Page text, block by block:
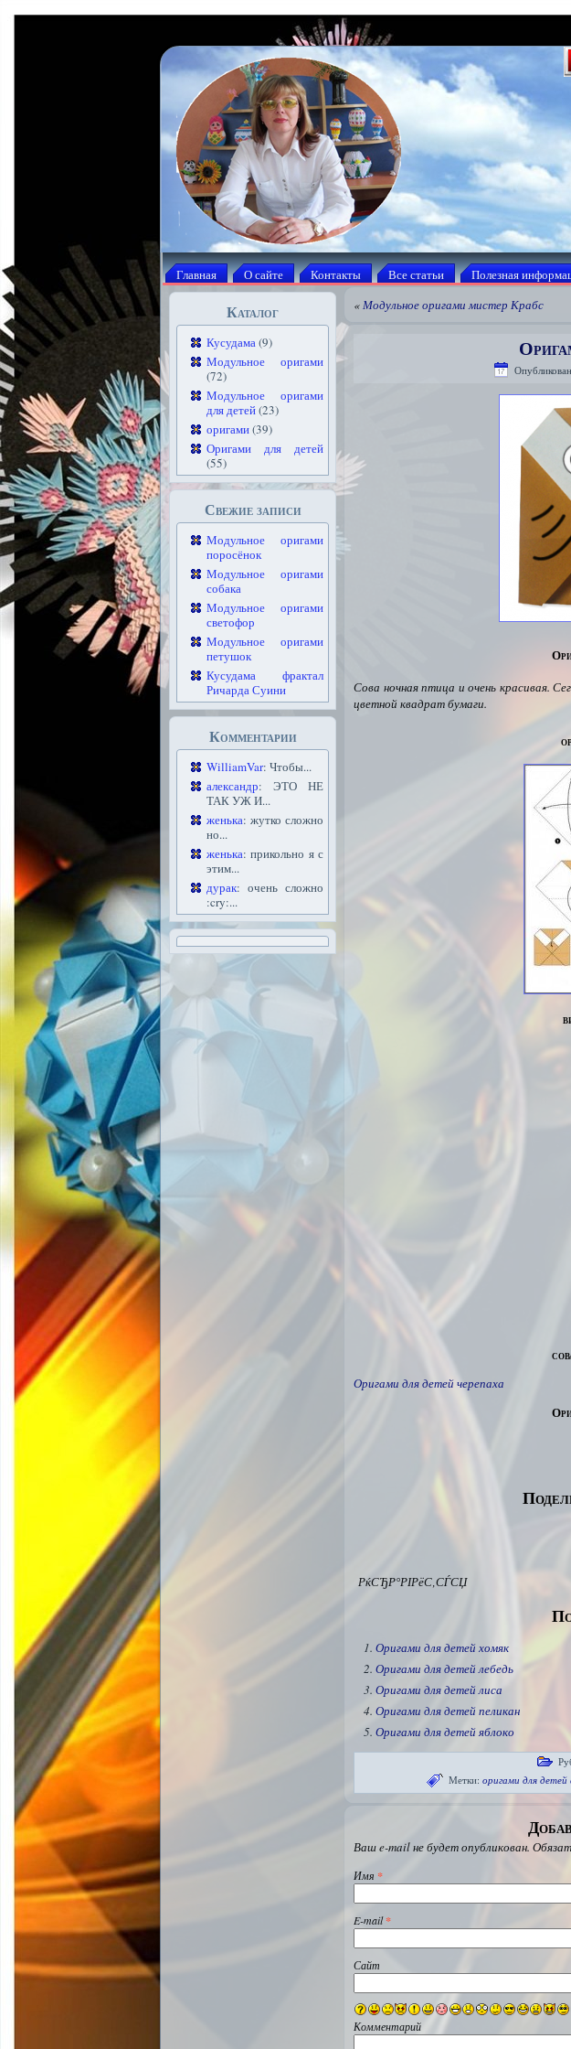
Главная О сайте Контакты Все статьи Полезная
Каталог
Кусудама(9)
Модульное оригами
(72)
Модульное оригами
для детей(23)
оригами(39)
Оригами для детей
(55)
Свежие записи
Модульное оригами
поросёнок
Модульное оригами
собака
Модульное оригами
светофор
Модульное оригами
петушок
Кусудама фрактал
Ричарда Суини
Комментарии
WilliamVar: Чтобы...
александр: ЭТО НЕ
ТАК УЖ И...
женька: жутко сложно
но...
женька: прикольно я с
этим...
дурак: очень сложно
:cry:...
«Модульное оригами мистер Крабс
Сова ночная птица и очень красивая.
цветной квадрат бумаги.
Оригами для детей черепаха
РќСЂР°РІРёС‚СЃСЏ
Оригами для детей хомяк
Оригами для детей лебедь
Оригами для детей лиса
Оригами для детей пеликан
Оригами для детей яблоко
Метки: оригами для детей
Ваш e-mail не будет опубликован.
Имя *
E-mail*
Сайт
Комментарий